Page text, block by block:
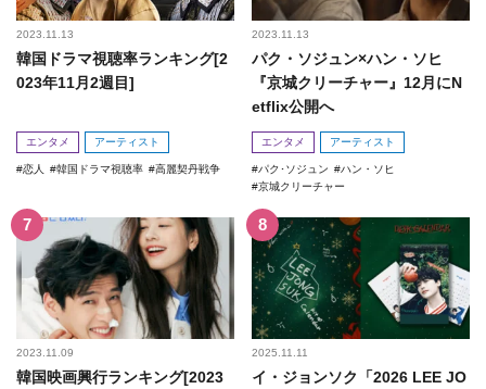
2023.11.13
韓国ドラマ視聴率ランキング[2
023年11月2週目]
エンタメ アーティスト
恋人 韓国ドラマ視聴率 高麗契丹戦争
2023.11.13
パク・ソジュン×ハン・ソヒ
『京城クリーチャー』12月にN
etflix公開へ
エンタメ アーティスト
パク･ソジュン
ハン・ソヒ
京城クリーチャー
2023.11.09
韓国映画興行ランキング[2023
2025.11.11
イ・ジョンソク「2026 LEE JO